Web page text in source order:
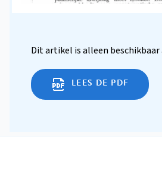
Dit artikel is alleen beschikbaar
LEES DE PDF